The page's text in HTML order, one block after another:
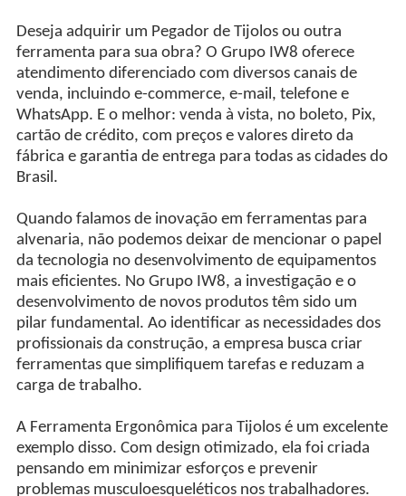
Deseja adquirir um Pegador de Tijolos ou outra
ferramenta para sua obra? O Grupo IW8 oferece
atendimento diferenciado com diversos canais de
venda, incluindo e-commerce, e-mail, telefone e
WhatsApp. E o melhor: venda à vista, no boleto, Pix,
cartão de crédito, com preços e valores direto da
fábrica e garantia de entrega para todas as cidades do
Brasil.
Quando falamos de inovação em ferramentas para
alvenaria, não podemos deixar de mencionar o papel
da tecnologia no desenvolvimento de equipamentos
mais eficientes. No Grupo IW8, a investigação e o
desenvolvimento de novos produtos têm sido um
pilar fundamental. Ao identificar as necessidades dos
profissionais da construção, a empresa busca criar
ferramentas que simplifiquem tarefas e reduzam a
carga de trabalho.
A Ferramenta Ergonômica para Tijolos é um excelente
exemplo disso. Com design otimizado, ela foi criada
pensando em minimizar esforços e prevenir
problemas musculoesqueléticos nos trabalhadores.